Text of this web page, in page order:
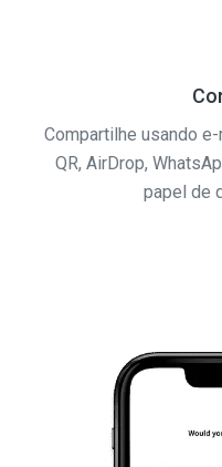
Compartilhe usando
QR, AirDrop,
papel de